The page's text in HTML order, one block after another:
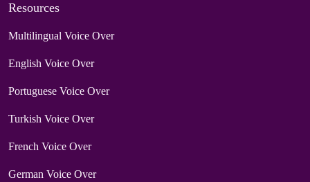
Resources
Multilingual Voice Over
English Voice Over
Portuguese Voice Over
Turkish Voice Over
French Voice Over
German Voice Over